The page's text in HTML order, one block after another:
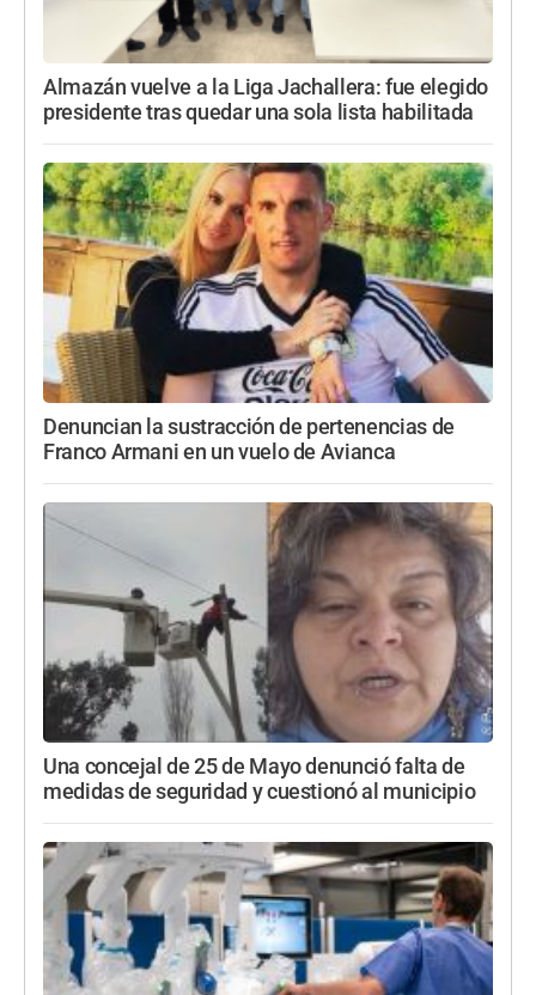
Almazán vuelve a la Liga Jachallera: fue elegido
presidente tras quedar una sola lista habilitada
Denuncian la sustracción de pertenencias de
Franco Armani en un vuelo de Avianca
Una concejal de 25 de Mayo denunció falta de
medidas de seguridad y cuestionó al municipio